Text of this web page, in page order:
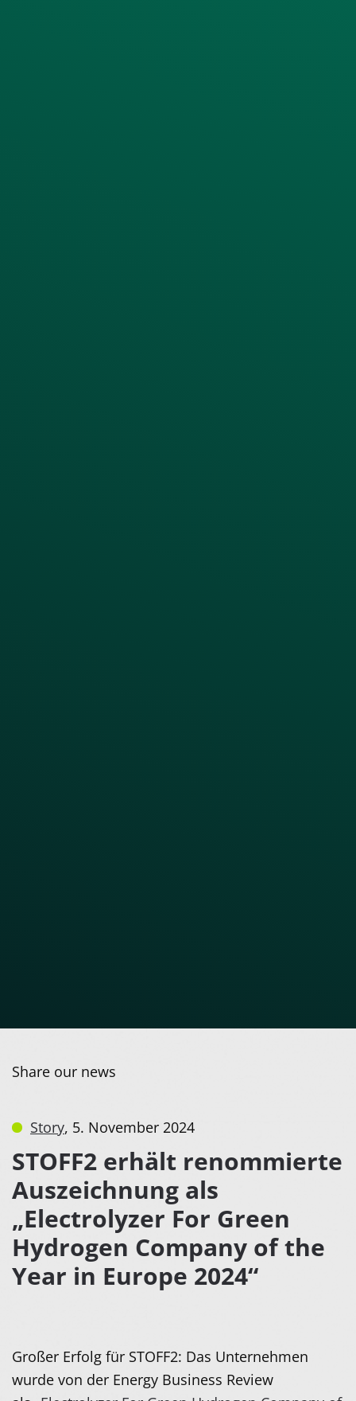
Share our news
Story, 5. November 2024
STOFF2 erhält renommierte
Auszeichnung als
„Electrolyzer For Green
Hydrogen Company of the
Year in Europe 2024“
Großer Erfolg für STOFF2: Das Unternehmen
wurde von der Energy Business Review